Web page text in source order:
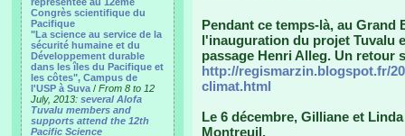
Congrès scientifique du
Pacifique
"La science au service de la
sécurité humaine et du
Développement durable
dans les îles du Pacifique et
les côtes", Campus de
l'USP à Suva / From 8 to 12
July, 2013: several Alofa
Tuvalu members and
supports attend the 12th
Pacific Science
Pendant ce temps-là, au
l'inauguration du projet Tuvalu
passage Henri Alleg. Un retour
http://regismarzin.blogspot.fr/
climat.html
Le 6 décembre, Gilliane et
Montreuil.